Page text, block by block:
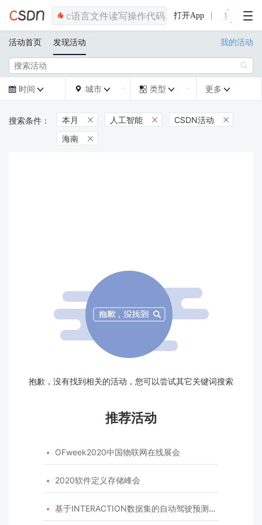
打开App
活动首页 发现活动 我的活动

 时间   城市   类型  更多 
本月  人工智能  CSDN活动 
海南 
抱歉，没有找到相关的活动，您可以尝试其它关键词搜索
推荐活动
 OFweek2020中国物联网在线展会
 2020软件定义存储峰会
 基于INTERACTION数据集的自动驾驶预测模型挑战赛